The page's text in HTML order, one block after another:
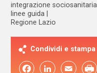
integrazione sociosanitaria
linee guida
Regione Lazio
Condividi e stampa
FacebookLinkedIn Email